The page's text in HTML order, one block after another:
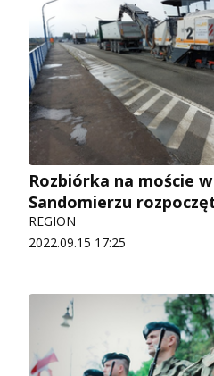
Rozbiórka na moście w
Sandomierzu
REGION
2022.09.15 17:25